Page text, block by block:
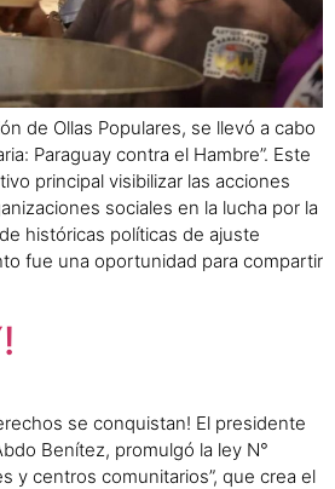
de Ollas Populares, se llevó a cabo
Paraguay contra el Hambre”. Este
principal visibilizar las acciones
sociales en la lucha por la
históricas políticas de ajuste
fue una oportunidad para compartir
se conquistan! El presidente
Benítez, promulgó la ley N°
y centros comunitarios”, que crea el